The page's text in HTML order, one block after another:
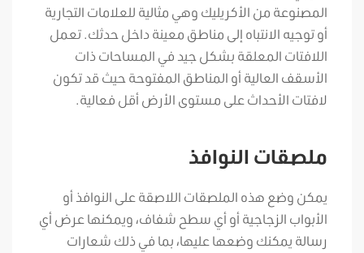
المصنوعة من الأكريليك وهي مثالية للعلامات التجارية
أو توجيه الانتباه إلى مناطق معينة داخل حدثك. تعمل
اللافتات المعلقة بشكل جيد في المساحات ذات
الأسقف العالية أو المناطق المفتوحة حيث قد تكون
لافتات الأحداث على مستوى الأرض أقل فعالية.
ملصقات النوافذ
يمكن وضع هذه الملصقات اللاصقة على النوافذ أو
الأبواب الزجاجية أو أي سطح شفاف، ويمكنها عرض أي
رسالة يمكنك وضعها عليها، بما في ذلك شعارات